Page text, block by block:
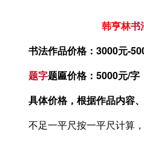
韩亨林书
书法作品价格：3000元-
题字题匾价格：5000元/字
具体价格，根据作品内容
不足一平尺按一平尺计算